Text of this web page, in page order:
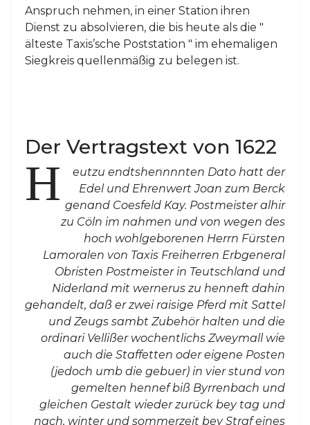
Anspruch nehmen, in einer Station ihren
Dienst zu absolvieren, die bis heute als die "
älteste Taxis’sche Poststation " im ehemaligen
Siegkreis quellenmäßig zu belegen ist.
Der Vertragstext von 1622
H
eutzu endtshennnnten Dato hatt der
Edel und Ehrenwert Joan zum Berck
genand Coesfeld Kay. Postmeister alhir
zu Cöln im nahmen und von wegen des
hoch wohlgeborenen Herrn Fürsten
Lamoralen von Taxis Freiherren Erbgeneral
Obristen Postmeister in Teutschland und
Niderland mit wernerus zu henneft dahin
gehandelt, daß er zwei raisige Pferd mit Sattel
und Zeugs sambt Zubehör halten und die
ordinari Vellißer wochentlichs Zweymall wie
auch die Staffetten oder eigene Posten
(jedoch umb die gebuer) in vier stund von
gemelten hennef biß Byrrenbach und
gleichen Gestalt wieder zurück bey tag und
nach, winter und sommerzeit bey Straf eines